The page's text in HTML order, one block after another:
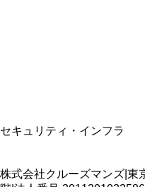
セキュリティ・インフラ
株式会社クルーズマンズ 東